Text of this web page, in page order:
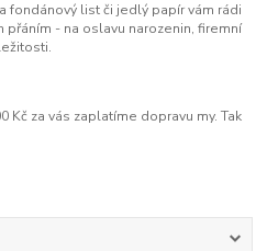
fondánový list či jedlý papír vám rádi
přáním - na oslavu narozenin, firemní
Kč za vás zaplatíme dopravu my. Tak